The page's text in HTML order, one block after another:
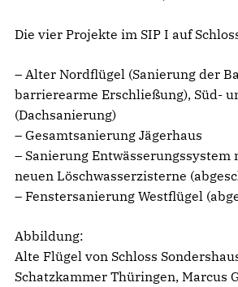
Die vier Projekte im SIP I auf
– Alter Nordflügel (Sanierung der
barrierearme Erschließung), Süd-
(Dachsanierung)
– Gesamtsanierung Jägerhaus
– Sanierung
neuen Löschwasserzisterne
– Fenstersanierung Westflügel
Abbildung:
Alte Flügel von Schloss
Schatzkammer Thüringen, Marcus